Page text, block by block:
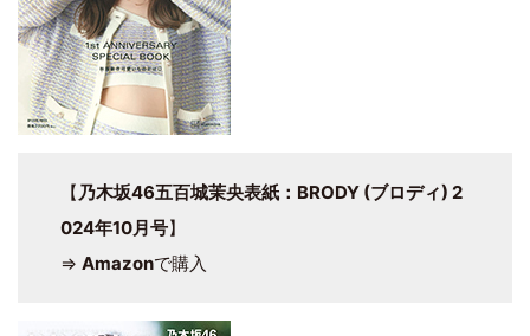
【 乃木坂46五百城茉央表紙：BRODY (ブロディ) 2
024年10月号】
⇒ Amazonで購入